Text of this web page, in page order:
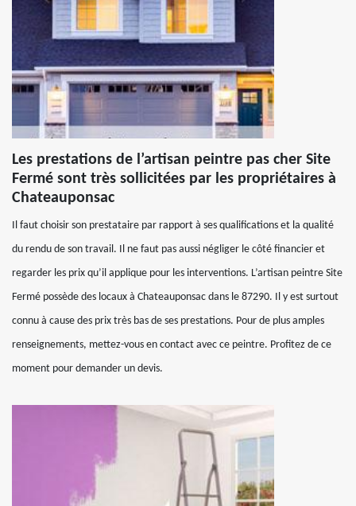
Les prestations de l’artisan peintre pas cher Site
Fermé sont très sollicitées par les propriétaires à
Chateauponsac
Il faut choisir son prestataire par rapport à ses qualifications et la qualité
du rendu de son travail. Il ne faut pas aussi négliger le côté financier et
regarder les prix qu’il applique pour les interventions. L’artisan peintre Site
Fermé possède des locaux à Chateauponsac dans le 87290. Il y est surtout
connu à cause des prix très bas de ses prestations. Pour de plus amples
renseignements, mettez-vous en contact avec ce peintre. Profitez de ce
moment pour demander un devis.